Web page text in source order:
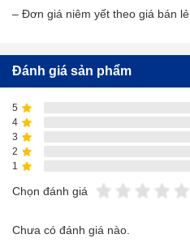
– Đơn giá niêm yết theo giá bán lẻ
Đánh giá sản phẩm
5
4
3
2
1
Chọn đánh giá
Chưa có đánh giá nào.